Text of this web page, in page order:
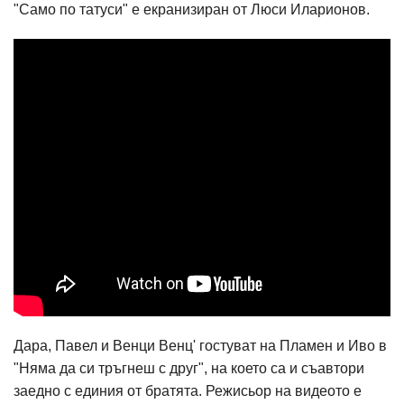
"Само по татуси" е екранизиран от Люси Иларионов.
Дара, Павел и Венци Венц' гостуват на Пламен и Иво в
"Няма да си тръгнеш с друг", на което са и съавтори
заедно с единия от братята. Режисьор на видеото е